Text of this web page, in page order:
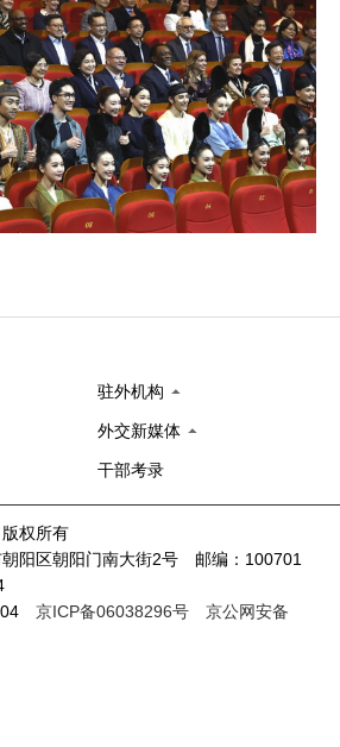
驻外机构
外交新媒体
干部考录
权所有
阳区朝阳门南大街2号 邮编：100701
京ICP备06038296号
京公网安备